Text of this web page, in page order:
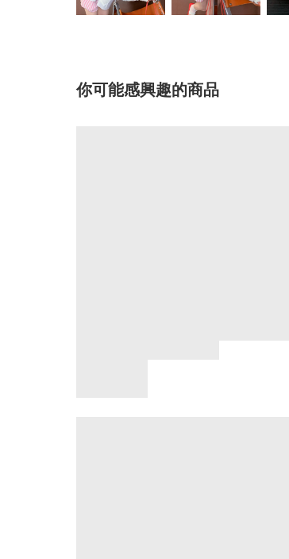
你可能感興趣的商品